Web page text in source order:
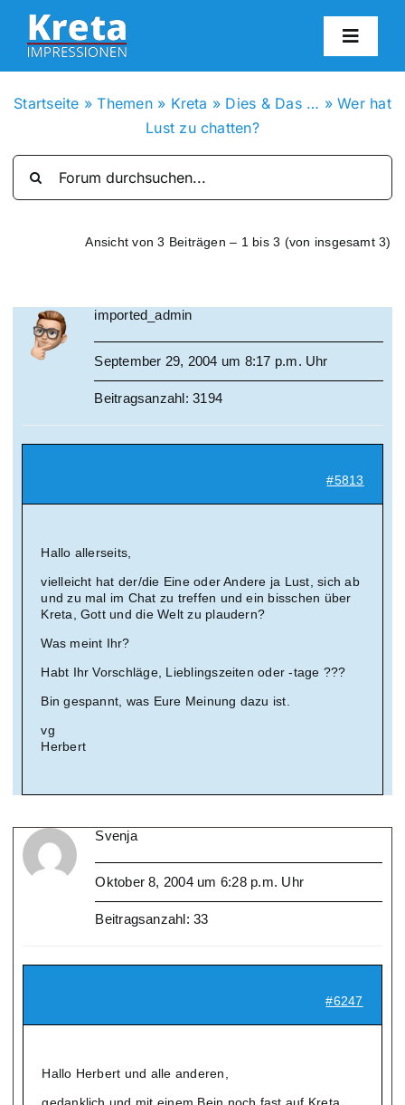
Zum
Inhalt
springen
Suche
Startseite »Themen» Kreta » Dies & Das … »Wer hat
Lust zu chatten?
Ansicht von 3 Beiträgen – 1 bis 3 (von insgesamt 3)
imported_admin
September 29, 2004 um 8:17 p.m. Uhr
Beitragsanzahl: 3194
#5813
Hallo allerseits,
vielleicht hat der/die Eine oder Andere ja Lust, sich ab
und zu mal im Chat zu treffen und ein bisschen über
Kreta, Gott und die Welt zu plaudern?
Was meint Ihr?
Habt Ihr Vorschläge, Lieblingszeiten oder -tage ???
Bin gespannt, was Eure Meinung dazu ist.
vg
Herbert
Svenja
Oktober 8, 2004 um 6:28 p.m. Uhr
Beitragsanzahl: 33
#6247
Hallo Herbert und alle anderen,